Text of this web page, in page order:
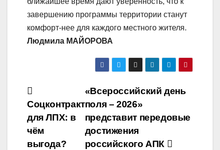
завершению программы территории станут
комфорт-нее для каждого местного жителя.
Людмила МАЙОРОВА
Навигация
по
записям
«Всероссийский день
поля – 2026»
представит передовые
достижения
российского АПК
Соцконтракт
для ЛПХ: в
чём
выгода?